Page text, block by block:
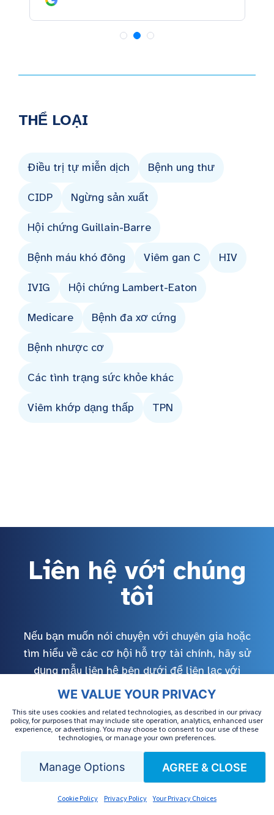
WE VALUE YOUR PRIVACY
This site uses cookies and related technologies, as described in our privacy
policy, for purposes that may include site operation, analytics, enhanced user
experience, or advertising. You may choose to consent to our use of these
technologies, or manage your own preferences.
Manage Options AGREE & CLOSE
Cookie Policy Privacy Policy Your Privacy Choices
THỂ LOẠI
Điều trị tự miễn dịch Bệnh ung thư
CIDP Ngừng sản xuất
Hội chứng Guillain-Barre
Bệnh máu khó đông Viêm gan C HIV
IVIG Hội chứng Lambert-Eaton
Medicare Bệnh đa xơ cứng
Bệnh nhược cơ
Các tình trạng sức khỏe khác
Viêm khớp dạng thấp TPN
Liên hệ với chúng
tôi
Nếu bạn muốn nói chuyện với chuyên gia hoặc
tìm hiểu về các cơ hội hỗ trợ tài chính, hãy sử
dụng mẫu liên hệ bên dưới để liên lạc với
chúng tôi.